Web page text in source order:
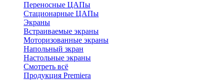
Переносные ЦАПы
Стационарные ЦАПы
Экраны
Встраиваемые экраны
Моторизованные экраны
Напольный зкран
Настольные экраны
Смотреть всё
Продукция Premiera